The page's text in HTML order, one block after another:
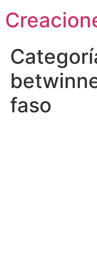
contenido
faso